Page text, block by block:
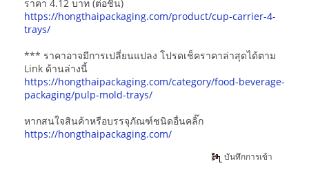
ราคา 4.12 บาท (ต่อชิ้น)
https://hongthaipackaging.com/product/cup-carrier-4-
trays/
*** ราคาอาจมีการเปลี่ยนแปลง โปรดเช็คราคาล่าสุดได้ตาม
Link ด้านล่างนี้
https://hongthaipackaging.com/category/food-beverage-
packaging/pulp-mold-trays/
หากสนใจสินค้าหรือบรรจุภัณฑ์ชนิดอื่นคลิ๊ก
https://hongthaipackaging.com/
บันทึกการเข้า